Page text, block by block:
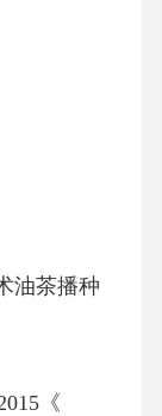
油茶播种
《